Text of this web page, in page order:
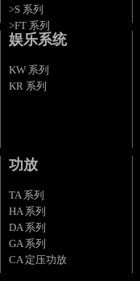
>S 系列
>FT 系列
娱乐系统
KW 系列
KR 系列
功放
TA 系列
HA 系列
DA 系列
GA 系列
CA 定压功放